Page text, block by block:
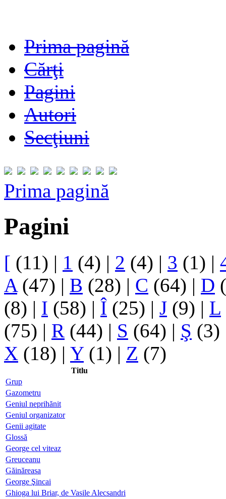
Prima pagină
Cărţi
Pagini
Autori
Secţiuni
Prima pagină
Pagini
[ (11) | 1 (4) | 2 (4) | 3 (1) |
A(47) | B (28) | C (64) | D
(8) | I (58) | Î (25) | J (9) | L
(75) | R (44) | S (64) | Ş (3)
X (18) | Y(1) | Z (7)
Titlu
Grup
Gazometru
Geniul neprihănit
Geniul organizator
Genii agitate
Glossă
George cel viteaz
Greuceanu
Găinăreasa
George Şincai
Ghioga lui Briar, de Vasile Alecsandri